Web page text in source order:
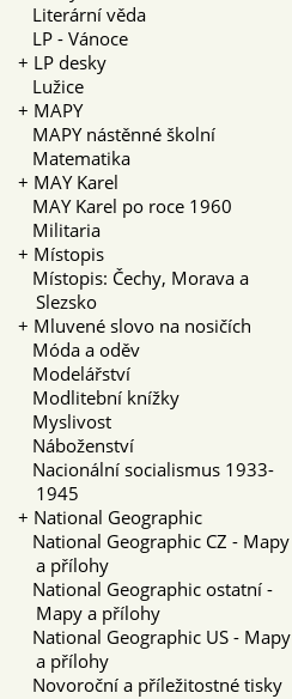
Literární věda
LP - Vánoce
+ LP desky
Lužice
+ MAPY
MAPY nástěnné školní
Matematika
+ MAY Karel
MAY Karel po roce 1960
Militaria
+ Místopis
Místopis: Čechy, Morava a
Slezsko
+ Mluvené slovo na nosičích
Móda a oděv
Modelářství
Modlitební knížky
Myslivost
Náboženství
Nacionální socialismus 1933-
1945
+ National Geographic
National Geographic CZ - Mapy
a přílohy
National Geographic ostatní -
Mapy a přílohy
National Geographic US - Mapy
a přílohy
Novoroční a příležitostné tisky